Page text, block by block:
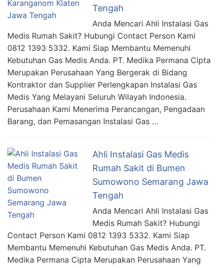
Tengah
Anda Mencari Ahli Instalasi Gas
Medis Rumah Sakit? Hubungi Contact Person Kami
0812 1393 5332. Kami Siap Membantu Memenuhi
Kebutuhan Gas Medis Anda. PT. Medika Permana Cipta
Merupakan Perusahaan Yang Bergerak di Bidang
Kontraktor dan Supplier Perlengkapan Instalasi Gas
Medis Yang Melayani Seluruh Wilayah Indonesia.
Perusahaan Kami Menerima Perancangan, Pengadaan
Barang, dan Pemasangan Instalasi Gas …
Ahli Instalasi Gas Medis
Rumah Sakit di Bumen
Sumowono Semarang Jawa
Tengah
Anda Mencari Ahli Instalasi Gas
Medis Rumah Sakit? Hubungi
Contact Person Kami 0812 1393 5332. Kami Siap
Membantu Memenuhi Kebutuhan Gas Medis Anda. PT.
Medika Permana Cipta Merupakan Perusahaan Yang